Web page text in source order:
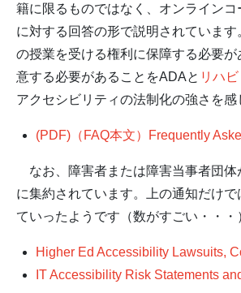
籍に限るものではなく、オンライン
に対する回答の形で説明されていま
の授業を受ける権利に保障する必要
意する必要があることをADAと リハ
アクセシビリティの法制化の強さを感
(PDF)（FAQ本文）Frequently
なお、障害者または障害当事者団体
に集約されています。上の通知だけ
ていったようです（数がすごい・・・
Higher Ed Accessibility Lawsuits,
IT Accessibility Risk Statements